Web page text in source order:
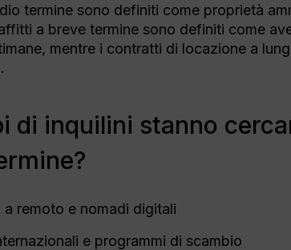
termine sono definiti come proprietà
a breve termine sono definiti come
mentre i contratti di locazione a
di inquilini stanno
a remoto e nomadi digitali
e programmi di scambio